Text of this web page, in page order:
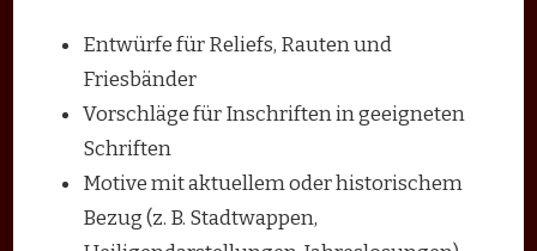
Entwürfe für Reliefs, Rauten und
Friesbänder
Vorschläge für Inschriften in geeigneten
Schriften
Motive mit aktuellem oder historischem
Bezug (z. B. Stadtwappen,